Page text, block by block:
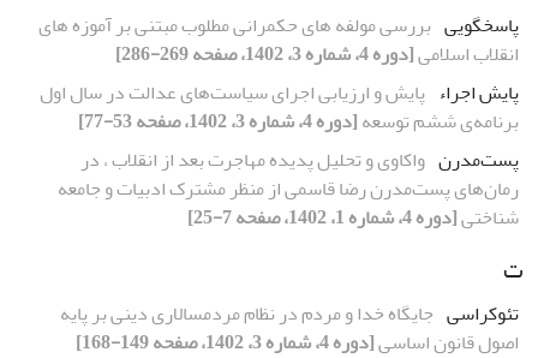
پاسخگویی بررسی مولفه های حکمرانی مطلوب مبتنی بر آموزه های
انقلاب اسلامی[دوره 4، شماره 3، 1402، صفحه 269-286]
پایش اجراء پایش و ارزیابی اجرای سیاست‌های عدالت در سال اول
برنامه‌ی ششم توسعه[دوره 4، شماره 3، 1402، صفحه 53-77]
پست‌مدرن واکاوی و تحلیل پدیده مهاجرت بعد از انقلاب ، در
رمان‌های پست‌مدرن رضا قاسمی از منظر مشترک ادبیات و جامعه
شناختی[دوره 4، شماره 1، 1402، صفحه 7-25]
ت
تئوکراسی جایگاه خدا و مردم در نظام مردمسالاری دینی بر پایه
اصول قانون اساسی[دوره 4، شماره 3، 1402، صفحه 149-168]